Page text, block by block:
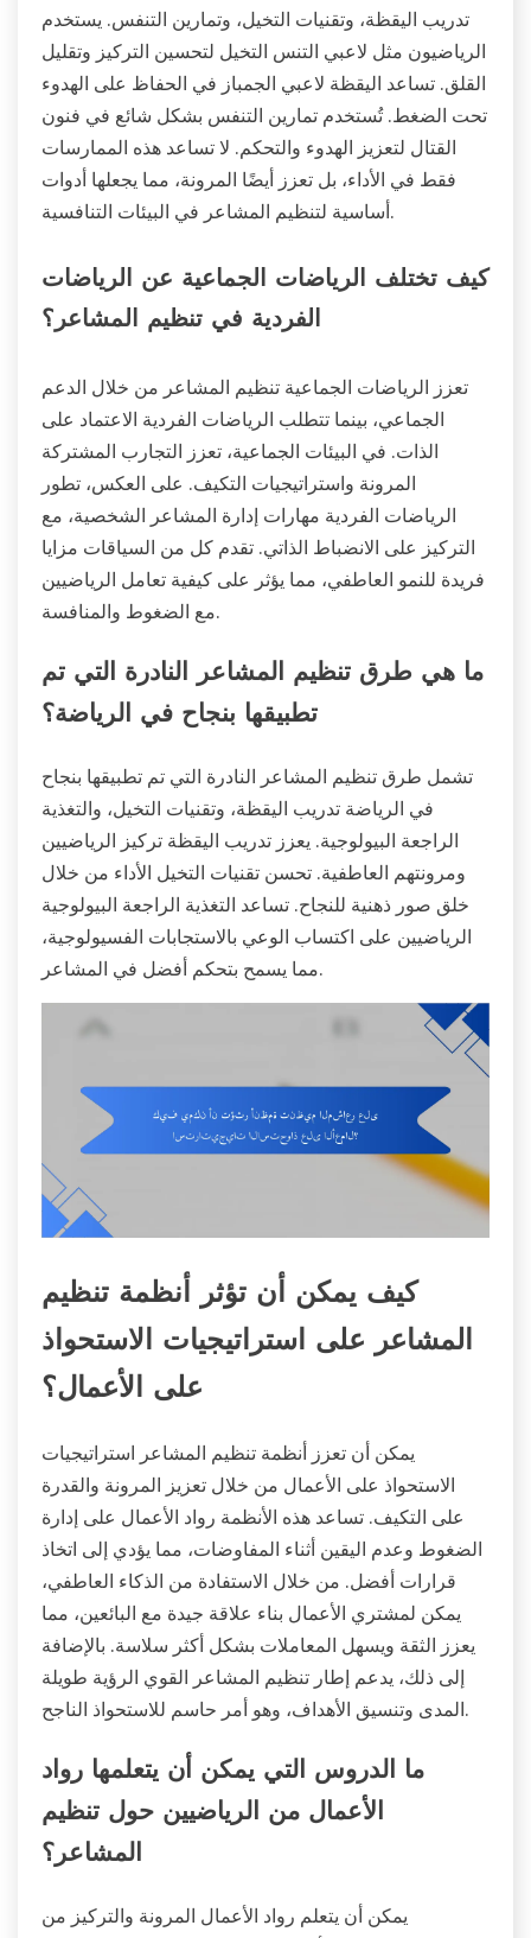
تدريب اليقظة، وتقنيات التخيل، وتمارين التنفس. يستخدم
الرياضيون مثل لاعبي التنس التخيل لتحسين التركيز وتقليل
القلق. تساعد اليقظة لاعبي الجمباز في الحفاظ على الهدوء
تحت الضغط. تُستخدم تمارين التنفس بشكل شائع في فنون
القتال لتعزيز الهدوء والتحكم. لا تساعد هذه الممارسات
فقط في الأداء، بل تعزز أيضًا المرونة، مما يجعلها أدوات
أساسية لتنظيم المشاعر في البيئات التنافسية.
كيف تختلف الرياضات الجماعية عن الرياضات
الفردية في تنظيم المشاعر؟
تعزز الرياضات الجماعية تنظيم المشاعر من خلال الدعم
الجماعي، بينما تتطلب الرياضات الفردية الاعتماد على
الذات. في البيئات الجماعية، تعزز التجارب المشتركة
المرونة واستراتيجيات التكيف. على العكس، تطور
الرياضات الفردية مهارات إدارة المشاعر الشخصية، مع
التركيز على الانضباط الذاتي. تقدم كل من السياقات مزايا
فريدة للنمو العاطفي، مما يؤثر على كيفية تعامل الرياضيين
مع الضغوط والمنافسة.
ما هي طرق تنظيم المشاعر النادرة التي تم
تطبيقها بنجاح في الرياضة؟
تشمل طرق تنظيم المشاعر النادرة التي تم تطبيقها بنجاح
في الرياضة تدريب اليقظة، وتقنيات التخيل، والتغذية
الراجعة البيولوجية. يعزز تدريب اليقظة تركيز الرياضيين
ومرونتهم العاطفية. تحسن تقنيات التخيل الأداء من خلال
خلق صور ذهنية للنجاح. تساعد التغذية الراجعة البيولوجية
الرياضيين على اكتساب الوعي بالاستجابات الفسيولوجية،
مما يسمح بتحكم أفضل في المشاعر.
كيف يمكن أن تؤثر أنظمة تنظيم
المشاعر على استراتيجيات الاستحواذ
على الأعمال؟
يمكن أن تعزز أنظمة تنظيم المشاعر استراتيجيات
الاستحواذ على الأعمال من خلال تعزيز المرونة والقدرة
على التكيف. تساعد هذه الأنظمة رواد الأعمال على إدارة
الضغوط وعدم اليقين أثناء المفاوضات، مما يؤدي إلى اتخاذ
قرارات أفضل. من خلال الاستفادة من الذكاء العاطفي،
يمكن لمشتري الأعمال بناء علاقة جيدة مع البائعين، مما
يعزز الثقة ويسهل المعاملات بشكل أكثر سلاسة. بالإضافة
إلى ذلك، يدعم إطار تنظيم المشاعر القوي الرؤية طويلة
المدى وتنسيق الأهداف، وهو أمر حاسم للاستحواذ الناجح.
ما الدروس التي يمكن أن يتعلمها رواد
الأعمال من الرياضيين حول تنظيم
المشاعر؟
يمكن أن يتعلم رواد الأعمال المرونة والتركيز من